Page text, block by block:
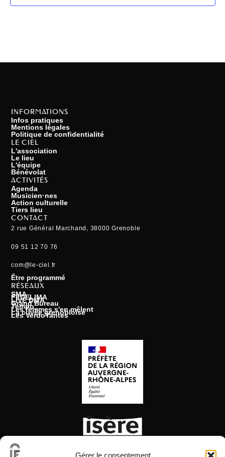
Gérer le consentement
INFORMATIONS
Infos pratiques
Mentions légales
Politique de confidentialité
LE CIEL
L'association
Le lieu
L'équipe
Bénévolat
ACTIVITÉS
Agenda
Musicien·nes
Action culturelle
Tiers lieu
CONTACT
2 rue Général Marchand, 38000 Grenoble
09 51 12 70 76
com@le-ciel.fr
Être programmé
RÉSEAUX
SMA
FEDELIMA
LIVE DMA
Grand Bureau
Tempo
Les femmes s'en mêlent
La cuvée grenobloise
Les VerdoYantes